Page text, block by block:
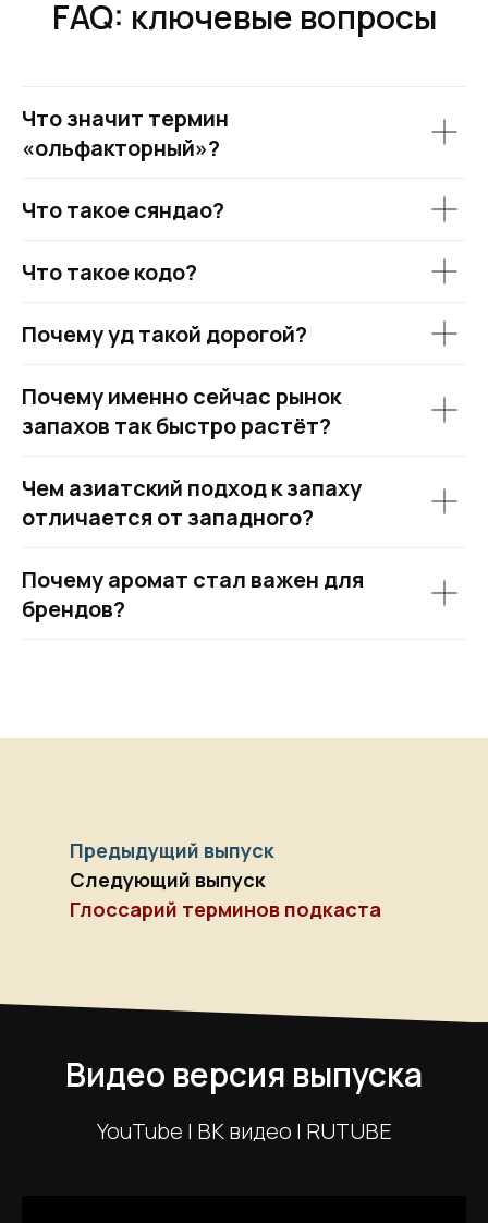
FAQ: ключевые вопросы
Что значит термин
«ольфакторный»?
Что такое сяндао?
Что такое кодо?
Почему уд такой дорогой?
Почему именно сейчас рынок
запахов так быстро растёт?
Чем азиатский подход к запаху
отличается от западного?
Почему аромат стал важен для
брендов?
Предыдущий выпуск
Следующий выпуск
Глоссарий терминов подкаста
Видео версия выпуска
YouTube | ВК видео | RUTUBE